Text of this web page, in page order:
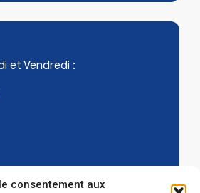
consentement aux
et Vendredi :
3ème de chaque mois :